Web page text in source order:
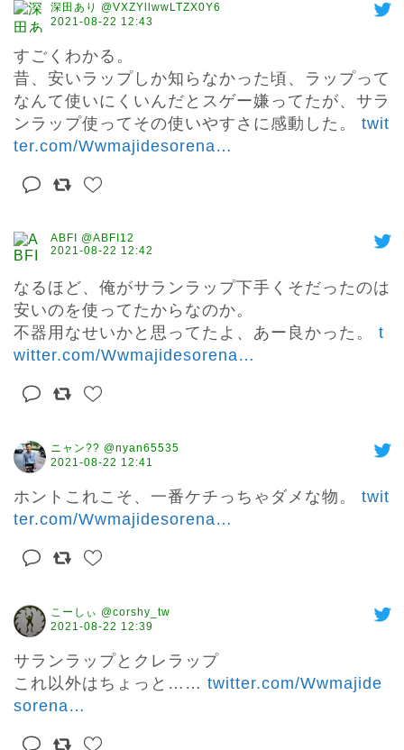
深田あり @VXZYllwwLTZX0Y6
2021-08-22 12:43
すごくわかる。
昔、安いラップしか知らなかった頃、ラップって
なんて使いにくいんだとスゲー嫌ってたが、サラ
ンラップ使ってその使いやすさに感動した。 twit
ter.com/Wwmajidesorena…
ABFI @ABFI12
2021-08-22 12:42
なるほど、俺がサランラップ下手くそだったのは
安いのを使ってたからなのか。
不器用なせいかと思ってたよ、あー良かった。 t
witter.com/Wwmajidesorena…
ニャン?? @nyan65535
2021-08-22 12:41
ホントこれこそ、一番ケチっちゃダメな物。 twit
ter.com/Wwmajidesorena…
こーしぃ @corshy_tw
2021-08-22 12:39
サランラップとクレラップ
これ以外はちょっと…… twitter.com/Wwmajide
sorena…